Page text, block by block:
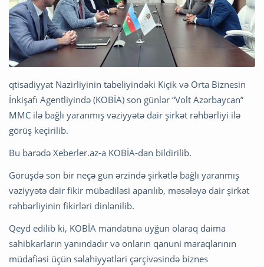
qtisadiyyat Nazirliyinin tabeliyindəki Kiçik və Orta Biznesin
İnkişafı Agentliyində (KOBİA) son günlər “Volt Azərbaycan”
MMC ilə bağlı yaranmış vəziyyətə dair şirkət rəhbərliyi ilə
görüş keçirilib.
Bu barədə Xeberler.az-a KOBİA-dan bildirilib.
Görüşdə son bir neçə gün ərzində şirkətlə bağlı yaranmış
vəziyyətə dair fikir mübadiləsi aparılıb, məsələyə dair şirkət
rəhbərliyinin fikirləri dinlənilib.
Qeyd edilib ki, KOBİA mandatına uyğun olaraq daima
sahibkarların yanındadır və onların qanuni maraqlarının
müdafiəsi üçün səlahiyyətləri çərçivəsində biznes